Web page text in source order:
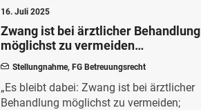
16. Juli 2025
Zwang ist bei ärztlicher Behandlung
möglichst zu vermeiden…
Stellungnahme, FG Betreuungsrecht
„Es bleibt dabei: Zwang ist bei ärztlicher
Behandlung möglichst zu vermeiden;